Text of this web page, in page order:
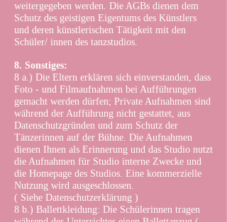
weitergegeben werden. Die AGBs dienen dem
Schutz des geistigen Eigentums des Künstlers
und deren künstlerischen Tätigkeit mit den
Schüler/ innen des tanzstudios.
8. Sonstiges:
8 a.) Die Eltern erklären sich einverstanden, dass
Foto - und Filmaufnahmen bei Aufführungen
gemacht werden dürfen; Private Aufnahmen sind
während der Aufführung nicht gestattet, aus
Datenschutzgründen und zum Schutz der
Tänzerinnen auf der Bühne. Die Aufnahmen
dienen Ihnen als Erinnerung und das Studio nutzt
die Aufnahmen für Studio interne Zwecke und
die Homepage des Studios. Eine kommerzielle
Nutzung wird ausgeschlossen.
( Siehe Datenschutzerklärung )
8 b.) Ballettkleidung: Die Schülerinnen tragen